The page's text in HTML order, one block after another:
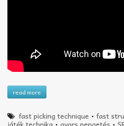
read more
fast picking technique •fast
játék technika• gyors pengetés •